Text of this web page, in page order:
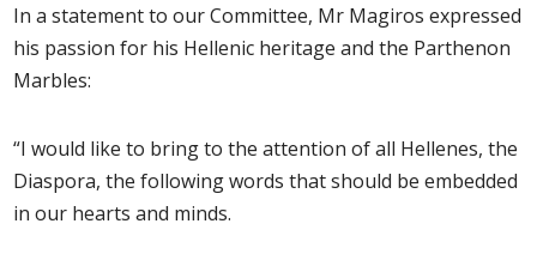
In a statement to our Committee, Mr Magiros expressed
his passion for his Hellenic heritage and the Parthenon
Marbles:
“I would like to bring to the attention of all Hellenes, the
Diaspora, the following words that should be embedded
in our hearts and minds.